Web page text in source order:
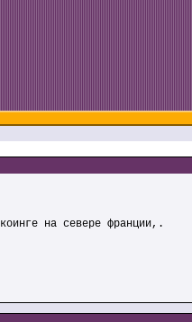
на севере франции,.